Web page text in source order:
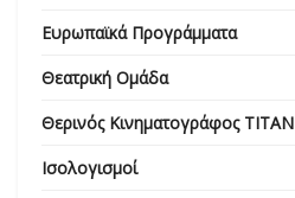
Ευρωπαϊκά Προγράμματα
Θεατρική Ομάδα
Θερινός Κινηματογράφος ΤΙΤΑΝ
Ισολογισμοί